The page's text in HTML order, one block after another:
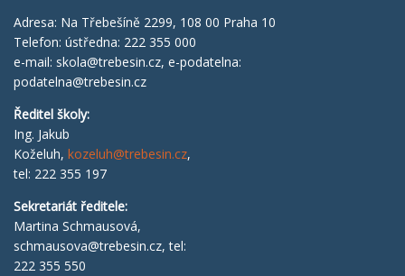
Adresa: Na Třebešíně 2299, 108 00 Praha 10
Telefon: ústředna: 222 355 000
e-mail: skola@trebesin.cz, e-podatelna:
podatelna@trebesin.cz
Ředitel školy:
Ing. Jakub
Koželuh, kozeluh@trebesin.cz,
tel: 222 355 197
Sekretariát ředitele:
Martina Schmausová,
schmausova@trebesin.cz, tel:
222 355 550